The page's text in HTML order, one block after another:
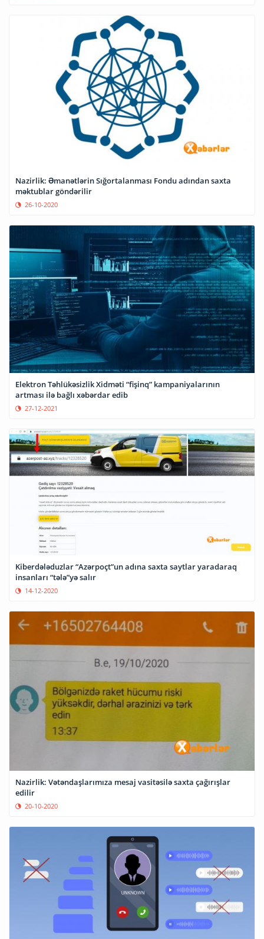
Nazirlik: Əmanətlərin Sığortalanması Fondu adından saxta
məktublar göndərilir
26-10-2020
Elektron Təhlükəsizlik Xidməti “fişinq” kampaniyalarının
artması ilə bağlı xəbərdar edib
27-12-2021
Kiberdələduzlar “Azərpoçt”un adına saxta saytlar yaradaraq
insanları “tələ”yə salır
14-12-2020
Nazirlik: Vətəndaşlarımıza mesaj vasitəsilə saxta çağırışlar
edilir
20-10-2020